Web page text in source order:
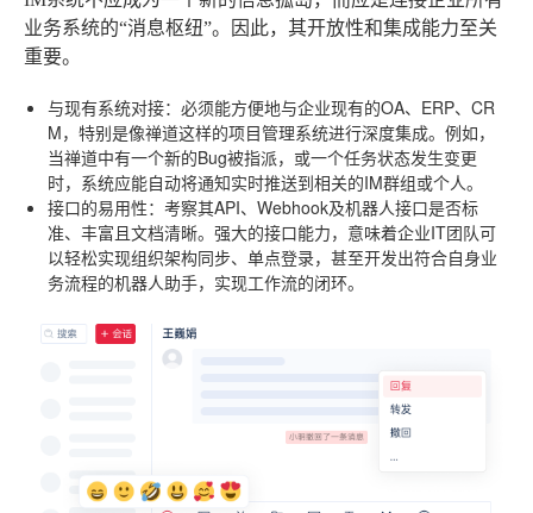
业务系统的“消息枢纽”。因此，其开放性和集成能力至关
重要。
与现有系统对接：必须能方便地与企业现有的OA、ERP、CR
M，特别是像禅道这样的项目管理系统进行深度集成。例如，
当禅道中有一个新的Bug被指派，或一个任务状态发生变更
时，系统应能自动将通知实时推送到相关的IM群组或个人。
接口的易用性：考察其API、Webhook及机器人接口是否标
准、丰富且文档清晰。强大的接口能力，意味着企业IT团队可
以轻松实现组织架构同步、单点登录，甚至开发出符合自身业
务流程的机器人助手，实现工作流的闭环。